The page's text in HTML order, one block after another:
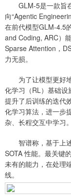
GLM-5是一款旨在
向“Agentic
在前代模型GLM-4.5
and Coding, ARC）
Sparse Attention，
力无损。
为了让模型更好地
化学习（RL）基础
提升了后训练的迭代
化学习算法，进一步
杂、长程交互中学习。
智谱称，基于上述
SOTA 性能。最关键
未有的能力，在处理
线。